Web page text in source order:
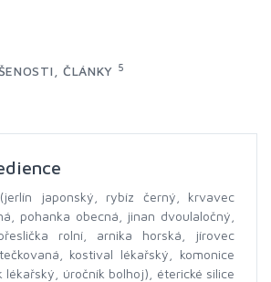
ČLÁNKY 5
japonský, rybíz černý, krvavec
pohanka obecná, jinan dvoulaločný,
rolní, arnika horská, jírovec
kostival lékařský, komonice
lékařský, úročník bolhoj), éterické silice